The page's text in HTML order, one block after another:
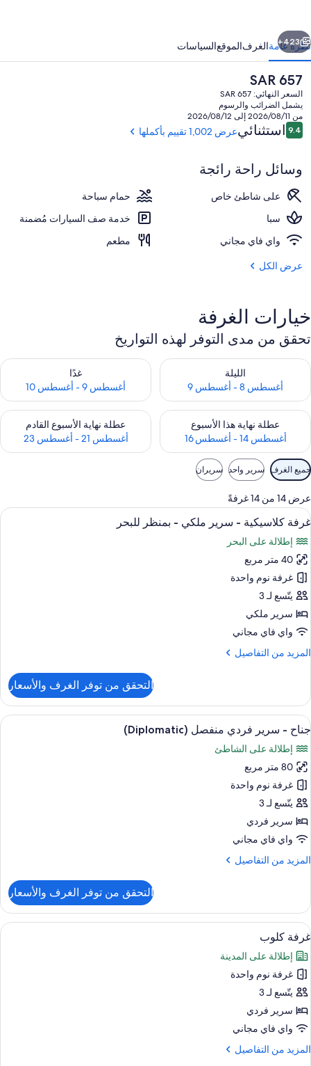
لمجموعة
فنادق
آي
إيتش
جي
التالي
423+
نظرة عامةالغرفالموقعالسياسات
السعر
الحالي
هو
SAR
657
SAR 657
السعر النهائي: SAR 657
يشمل الضرائب والرسوم
من 2026/08/11 إلى 2026/08/12
التقييمات
9.49.4 من 10استثنائيعرض 1,002 تقييم بأكملها
وسائل راحة رائجة
على شاطئ خاص
حمام سباحة
سبا
خدمة صف السيارات مُضمنة
واي فاي مجاني
مطعم
عرض الكل
خيارات الغرفة
تحقق من مدى التوفر لهذه التواريخ
الليلة
أغسطس 8 - أغسطس 9
تحقق من مدى التوفر لليلة للفترة أغسطس 8 - أغسطس 9
غدًا
أغسطس 9 - أغسطس 10
تحقق من مدى التوفر لغد للفترة أغسطس
عطلة نهاية هذا الأسبوع
أغسطس 14 - أغسطس 16
تحقق من مدى التوفر لعطلة نهاية هذا الأسبوع للفترة أغسطس 14 - أغسطس 16
عطلة نهاية الأسبوع القادم
أغسطس 21 - أغسطس 23
تحقق من مدى التوفر لعطلة نهاية
عوامل
التصفية
المتاحة
للغرف
جميع الغرف سرير واحد سريران
عرض 14 من 14 غرفةً
استعراض
جميع
صور
غرفة
كلاسيكية
-
سرير
ملكي
بمنظر
أغطية فراش متميزة وألحفة محشوة
20
غرفة كلاسيكية - سرير ملكي - بمنظر للبحر
إطلالة على البحر
40 متر مربع
غرفة نوم واحدة
يتّسع لـ 3
سرير ملكي
واي فاي مجاني
المزيد من التفاصيل
المزيد
غرفة
كلاسيكية
-
سرير
ملكي
بمنظر
للبحر
التحقق من توفر الغرف والأسعار
استعراض
جميع
صور
جناح
-
سرير
فردي
منفصل
أغطية فراش متميزة وألحفة محشوة
19
جناح - سرير فردي منفصل (Diplomatic)
إطلالة على الشاطئ
80 متر مربع
غرفة نوم واحدة
يتّسع لـ 3
سرير فردي
واي فاي مجاني
المزيد من التفاصيل
المزيد
جناح
سرير
فردي
منفصل
التحقق من توفر الغرف والأسعار
استعراض
جميع
صور
غرفة
كلوب
أغطية فراش متميزة وألحفة محشوة
17
غرفة كلوب
إطلالة على المدينة
غرفة نوم واحدة
يتّسع لـ 3
سرير فردي
واي فاي مجاني
المزيد من التفاصيل
المزيد